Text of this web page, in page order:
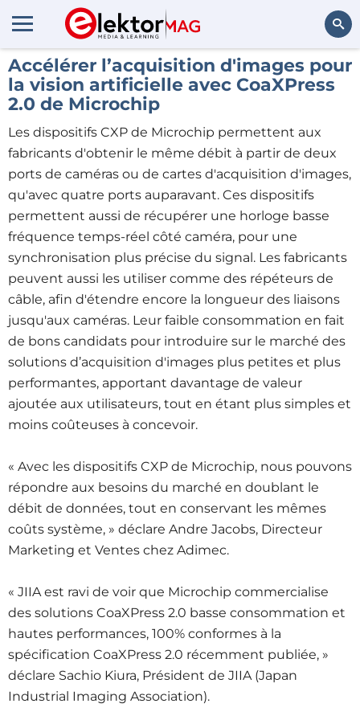
Rechercher
Accélérer l’acquisition d'images pour
la vision artificielle avec CoaXPress
2.0 de Microchip
Les dispositifs CXP de Microchip permettent aux
fabricants d'obtenir le même débit à partir de deux
ports de caméras ou de cartes d'acquisition d'images,
qu'avec quatre ports auparavant. Ces dispositifs
permettent aussi de récupérer une horloge basse
fréquence temps-réel côté caméra, pour une
synchronisation plus précise du signal. Les fabricants
peuvent aussi les utiliser comme des répéteurs de
câble, afin d'étendre encore la longueur des liaisons
jusqu'aux caméras. Leur faible consommation en fait
de bons candidats pour introduire sur le marché des
solutions d’acquisition d'images plus petites et plus
performantes, apportant davantage de valeur
ajoutée aux utilisateurs, tout en étant plus simples et
moins coûteuses à concevoir.
« Avec les dispositifs CXP de Microchip, nous pouvons
répondre aux besoins du marché en doublant le
débit de données, tout en conservant les mêmes
coûts système, » déclare Andre Jacobs, Directeur
Marketing et Ventes chez Adimec.
« JIIA est ravi de voir que Microchip commercialise
des solutions CoaXPress 2.0 basse consommation et
hautes performances, 100% conformes à la
spécification CoaXPress 2.0 récemment publiée, »
déclare Sachio Kiura, Président de JIIA (Japan
Industrial Imaging Association).